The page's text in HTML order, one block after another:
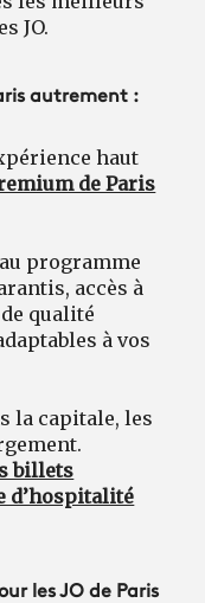
JO.
autrement :
haut
de Paris
programme
accès à
qualité
à vos
la capitale, les
billets
d’hospitalité
les JO de Paris